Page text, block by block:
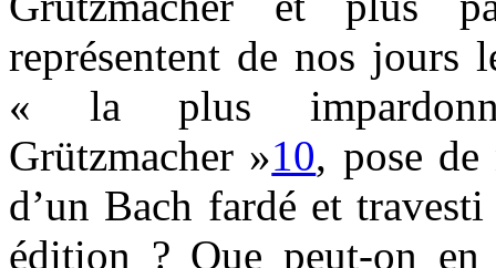
représentent de nos jours
« la plus
Grützmacher »10, pose de
d’un Bach fardé et
édition ? Que peut-on en